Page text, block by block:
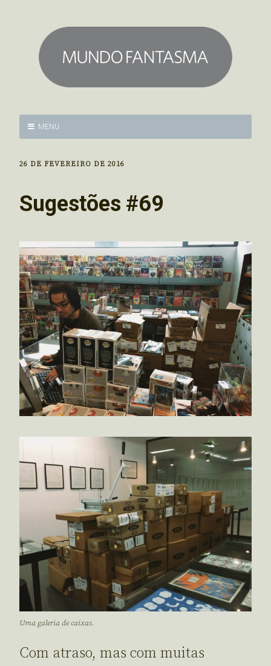
MENU
26 DE FEVEREIRO DE 2016
Sugestões #69
Uma galeria de caixas.
Com atraso, mas com muitas